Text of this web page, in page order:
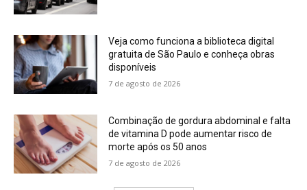
Veja como funciona a biblioteca digital
gratuita de São Paulo e conheça obras
disponíveis
7 de agosto de 2026
Combinação de gordura abdominal e falta
de vitamina D pode aumentar risco de
morte após os 50 anos
7 de agosto de 2026